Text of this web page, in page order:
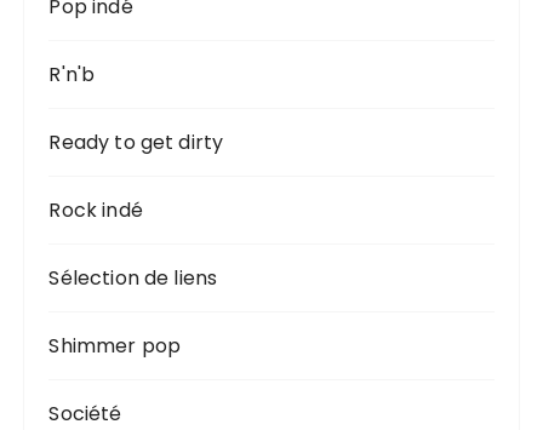
Pop indé
R'n'b
Ready to get dirty
Rock indé
Sélection de liens
Shimmer pop
Société